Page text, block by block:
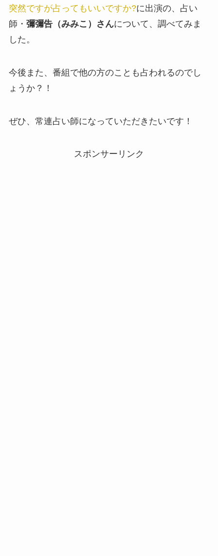
突然ですが占ってもいいですか?に出演の、占い
師・ 彌彌告（みみこ）さんについて、調べてみま
した。
今後また、番組で他の方のことも占われるのでし
ょうか？！
ぜひ、常連占い師になっていただきたいです！
スポンサーリンク